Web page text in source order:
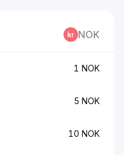
NOK
1 NOK
5 NOK
10 NOK